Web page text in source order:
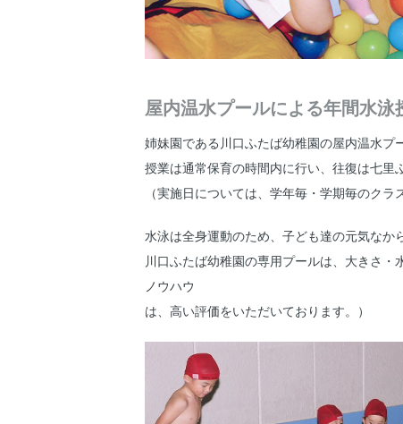
屋内温水プールによる年間水泳
姉妹園である川口ふたば幼稚園の屋内温水プ
授業は通常保育の時間内に行い、往復は七里
（実施日については、学年毎・学期毎のク
水泳は全身運動のため、子ども達の元気なか
川口ふたば幼稚園の専用プールは、大きさ
ノウハウ
は、高い評価をいただいております。）